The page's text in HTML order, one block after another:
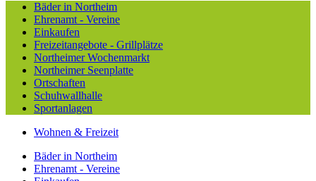
Bäder in Northeim
Ehrenamt - Vereine
Einkaufen
Freizeitangebote - Grillplätze
Northeimer Wochenmarkt
Northeimer Seenplatte
Ortschaften
Schuhwallhalle
Sportanlagen
Wohnen & Freizeit
Bäder in Northeim
Ehrenamt - Vereine